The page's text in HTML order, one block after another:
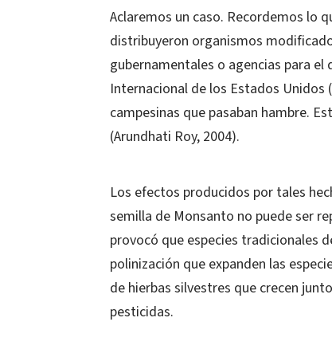
Aclaremos un caso. Recordemos lo
distribuyeron organismos
gubernamentales o agencias para
Internacional de los Estados Unidos
campesinas que pasaban hambre.
(Arundhati Roy, 2004).
Los efectos producidos por tales
semilla de Monsanto no puede ser
provocó que especies tradicionales
polinización que expanden las
de hierbas silvestres que crecen
pesticidas.